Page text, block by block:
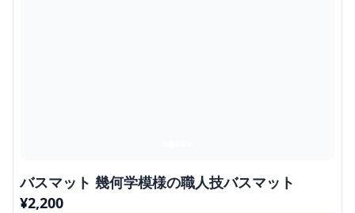
バスマット 幾何学模様の職人技バスマット
¥2,200